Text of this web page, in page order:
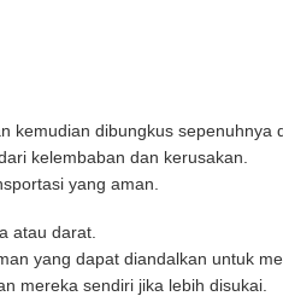
kemudian dibungkus sepenuhnya
kelembaban dan kerusakan.
yang aman.
atau darat.
yang dapat diandalkan untuk
mereka sendiri jika lebih disukai.